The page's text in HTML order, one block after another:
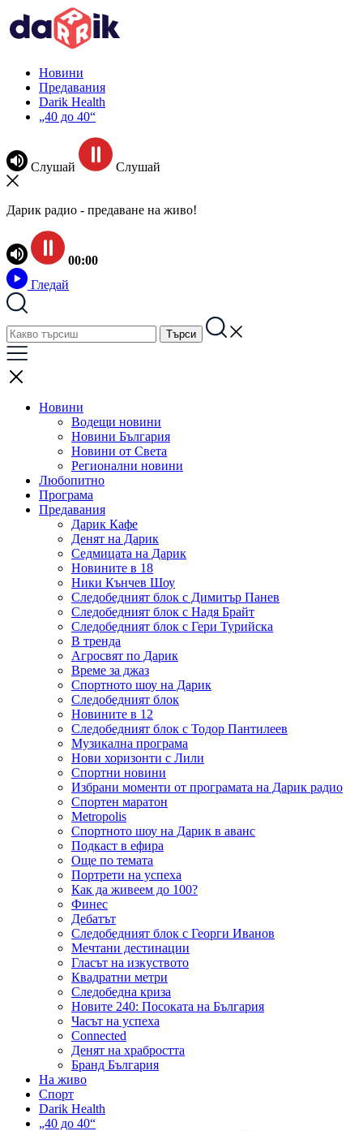
Новини
Предавания
Darik Health
„40 до 40“
Слушай Слушай
Дарик радио - предаване на живо!
00:00
Гледай
Новини
Водещи новини
Новини България
Новини от Света
Регионални новини
Любопитно
Програма
Предавания
Дарик Кафе
Денят на Дарик
Седмицата на Дарик
Новините в 18
Ники Кънчев Шоу
Следобедният блок с Димитър Панев
Следобедният блок с Надя Брайт
Следобедният блок с Гери Турийска
В тренда
Агросвят по Дарик
Време за джаз
Спортното шоу на Дарик
Следобедният блок
Новините в 12
Следобедният блок с Тодор Пантилеев
Музикална програма
Нови хоризонти с Лили
Спортни новини
Избрани моменти от програмата на Дарик радио
Спортен маратон
Metropolis
Спортното шоу на Дарик в аванс
Подкаст в ефира
Още по темата
Портрети на успеха
Как да живеем до 100?
Финес
Дебатът
Следобедният блок с Георги Иванов
Мечтани дестинации
Гласът на изкуството
Квадратни метри
Следобедна криза
Новите 240: Посоката на България
Часът на успеха
Connected
Денят на храбростта
Бранд България
На живо
Спорт
Darik Health
„40 до 40“